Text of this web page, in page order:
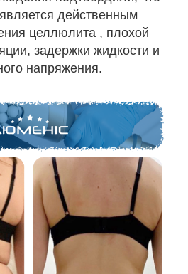
действенным
целлюлита , плохой
задержки жидкости и
напряжения.